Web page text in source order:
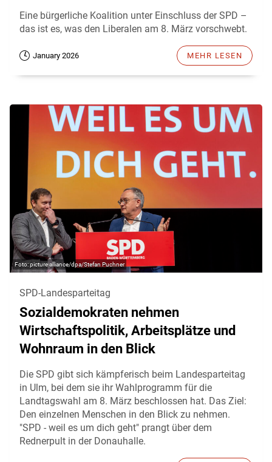
Eine bürgerliche Koalition unter Einschluss der SPD –
das ist es, was den Liberalen am 8. März vorschwebt.
January 2026 MEHR LESEN
picture alliance/dpa/Stefan Puchner
SPD-Landesparteitag
Sozialdemokraten nehmen
Wirtschaftspolitik, Arbeitsplätze und
Wohnraum in den Blick
Die SPD gibt sich kämpferisch beim Landesparteitag
in Ulm, bei dem sie ihr Wahlprogramm für die
Landtagswahl am 8. März beschlossen hat. Das Ziel:
Den einzelnen Menschen in den Blick zu nehmen.
"SPD - weil es um dich geht" prangt über dem
Rednerpult in der Donauhalle.